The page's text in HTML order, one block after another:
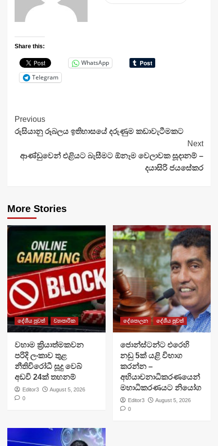
Share this:
WhatsApp
Telegram
Continue
Reading
Previous
රුසියානු රූබලය ඉතිහාසයේ දරුණුම කඩාවැටීමකට
Next
ආණ්ඩුවෙන් එළියට බැසීමට ඕනෑම වෙලාවක සූදානම් –
දයාසිරි ජයසේකර
More Stories
දේශීය පුවත් ව්‍යාපාරික
වහාම ක්‍රියාත්මකවන
පරිදි ලංකාව තුළ
නීතිවිරෝධී සූදු වෙබ්
අඩවි 24ක් තහනම්
Editor3
August 5, 2026
0
දේශපාලන දේශීය පුවත්
ජොන්ස්ටන්ට එරෙහි
නඩු 5ක් යළි විභාග
කරන්න –
අභියාචනාධිකරණයෙන්
මහාධිකරණයට නියෝග
Editor3
August 5, 2026
0